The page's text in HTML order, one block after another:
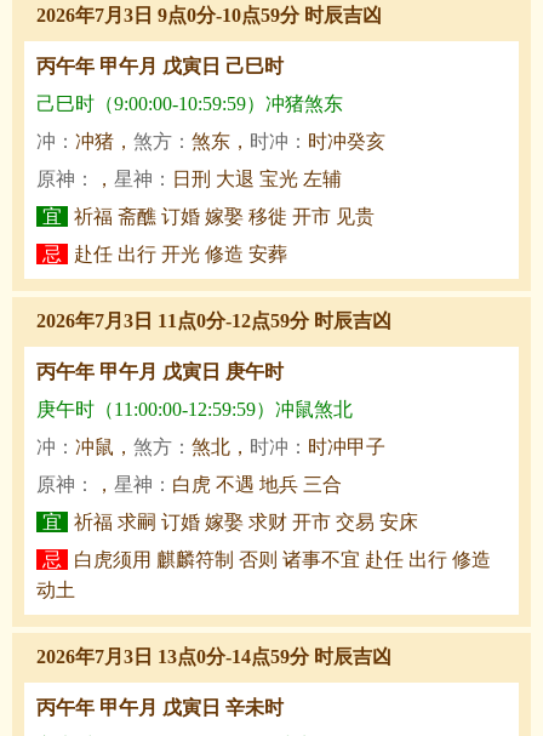
2026年7月3日 9点0分-10点59分 时辰吉凶
丙午年 甲午月 戊寅日 己巳时
己巳时（9:00:00-10:59:59）冲猪煞东
冲： 冲猪， 煞方： 煞东， 时冲： 时冲癸亥
原神：
， 星神： 日刑 大退 宝光 左辅
宜
祈福 斋醮 订婚 嫁娶 移徙 开市 见贵
忌
赴任 出行 开光 修造 安葬
2026年7月3日 11点0分-12点59分 时辰吉凶
丙午年 甲午月 戊寅日 庚午时
庚午时（11:00:00-12:59:59）冲鼠煞北
冲： 冲鼠， 煞方： 煞北， 时冲： 时冲甲子
原神：
， 星神： 白虎 不遇 地兵 三合
宜
祈福 求嗣 订婚 嫁娶 求财 开市 交易 安床
忌
白虎须用 麒麟符制 否则 诸事不宜 赴任 出行 修造
动土
2026年7月3日 13点0分-14点59分 时辰吉凶
丙午年 甲午月 戊寅日 辛未时